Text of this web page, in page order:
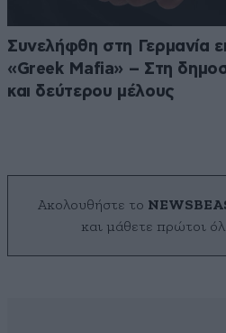
Συνελήφθη στη Γερμανία
«Greek Mafia» – Στη
και δεύτερου μέλους
Ακολουθήστε το
και μάθετε πρώτοι